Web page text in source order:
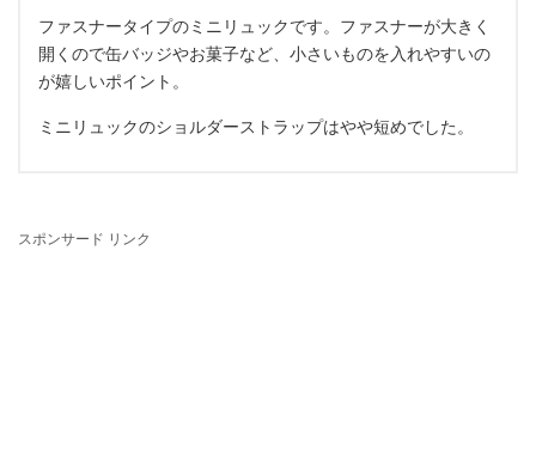
ファスナータイプのミニリュックです。ファスナーが大きく
開くので缶バッジやお菓子など、小さいものを入れやすいの
が嬉しいポイント。
ミニリュックのショルダーストラップはやや短めでした。
スポンサード リンク